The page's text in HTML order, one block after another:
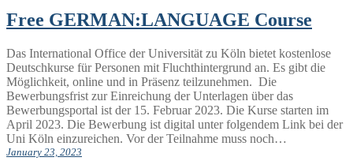
Free GERMAN:LANGUAGE Course
Das International Office der Universität zu Köln bietet kostenlose
Deutschkurse für Personen mit Fluchthintergrund an. Es gibt die
Möglichkeit, online und in Präsenz teilzunehmen. Die
Bewerbungsfrist zur Einreichung der Unterlagen über das
Bewerbungsportal ist der 15. Februar 2023. Die Kurse starten im
April 2023. Die Bewerbung ist digital unter folgendem Link bei der
Uni Köln einzureichen. Vor der Teilnahme muss noch…
January 23, 2023